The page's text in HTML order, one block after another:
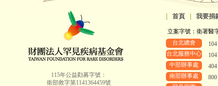
115年公益勸募字號：
衛部救字第1141364459號
首頁 我要捐
立案字號：衛署醫
台北總會
台北服務中心
中部辦事處
南部辦事處